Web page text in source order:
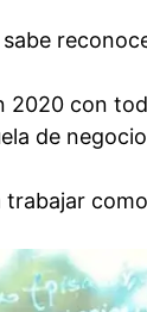
2020 con
de
trabajar como